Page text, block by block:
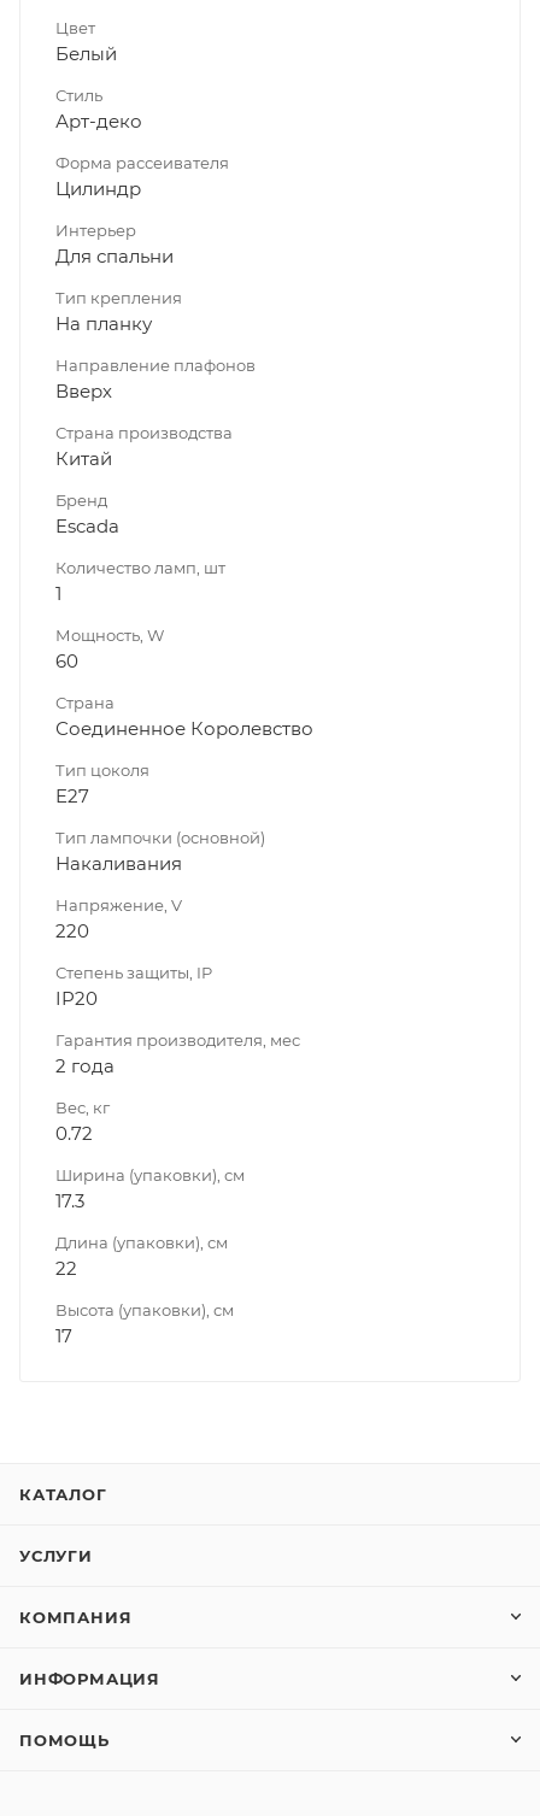
Цвет
Белый
Стиль
Арт-деко
Форма рассеивателя
Цилиндр
Интерьер
Для спальни
Тип крепления
На планку
Направление плафонов
Вверх
Страна производства
Китай
Бренд
Escada
Количество ламп, шт
1
Мощность, W
60
Страна
Соединенное Королевство
Тип цоколя
E27
Тип лампочки (основной)
Накаливания
Напряжение, V
220
Степень защиты, IP
IP20
Гарантия производителя, мес
2 года
Вес, кг
0.72
Ширина (упаковки), см
17.3
Длина (упаковки), см
22
Высота (упаковки), см
17
КАТАЛОГ
УСЛУГИ
КОМПАНИЯ
ИНФОРМАЦИЯ
ПОМОЩЬ